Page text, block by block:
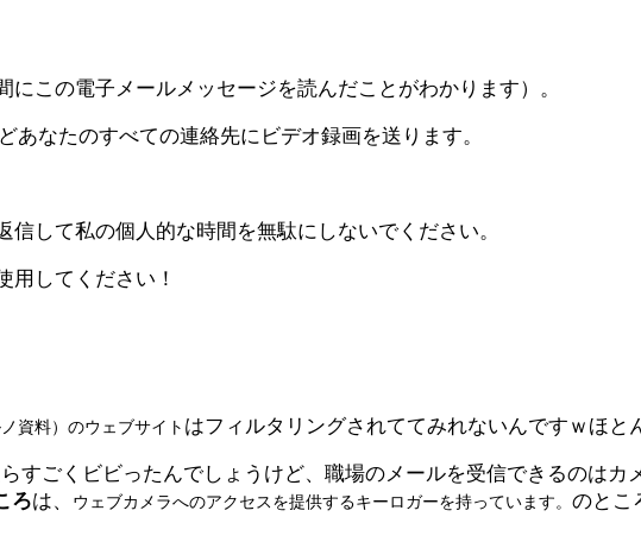
この電子メールメッセージを読んだことがわかります）。
なたのすべての連絡先にビデオ録画を送ります。
して私の個人的な時間を無駄にしないでください。
用してください！
資料）のウェブサイト はフィルタリングされててみれないんですｗほと
ごくビビったんでしょうけど、職場のメールを受信できるのはカ
ろは、 ウェブカメラへのアクセスを提供するキーロガーを持っています。 のとこ